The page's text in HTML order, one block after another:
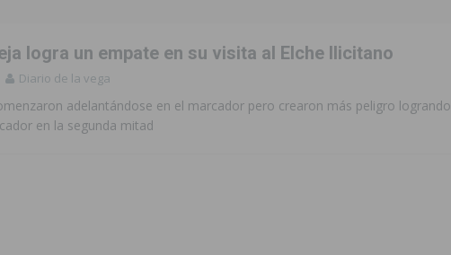
logra un empate en su visita al Elche Ilicitano
Diario de la vega
adelantándose en el marcador pero crearon más peligro logrando
en la segunda mitad